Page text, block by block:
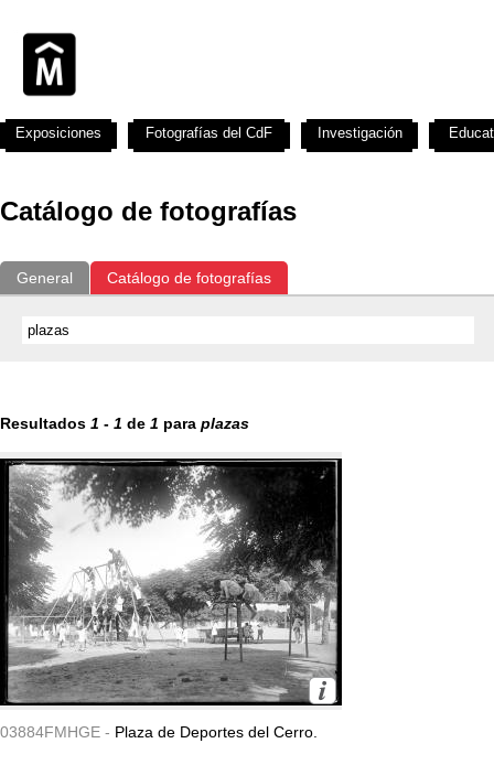
Catálogo de fotografías
General Catálogo de fotografías
Resultados 1 - 1 de 1 para plazas
03884FMHGE - Plaza de Deportes del Cerro.
Exposiciones Fotografías del CdF Investigación